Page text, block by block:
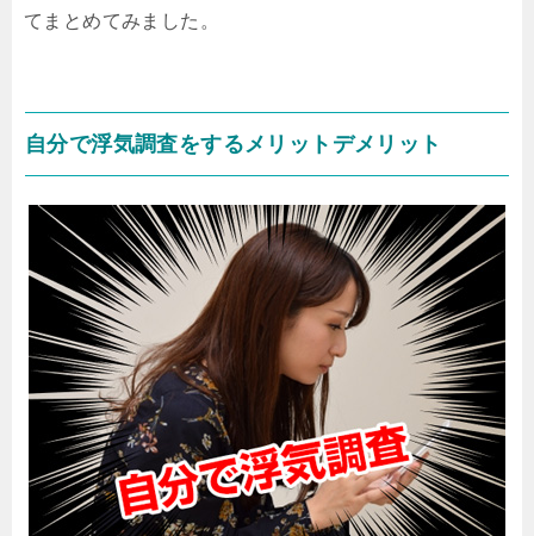
てまとめてみました。
自分で浮気調査をするメリットデメリット